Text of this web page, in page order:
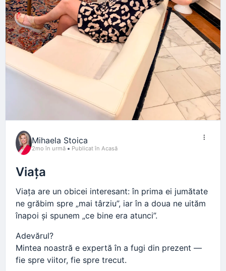
#evaluare #resetpentrusuflet #incredere #copii
#elevi
Mihaela Stoica
2mo în urmă Publicat în Acasă
Viața
Viața are un obicei interesant: în prima ei jumătate
ne grăbim spre „mai târziu”, iar în a doua ne uităm
înapoi și spunem „ce bine era atunci”.
Adevărul?
Mintea noastră e expertă în a fugi din prezent —
fie spre viitor, fie spre trecut.